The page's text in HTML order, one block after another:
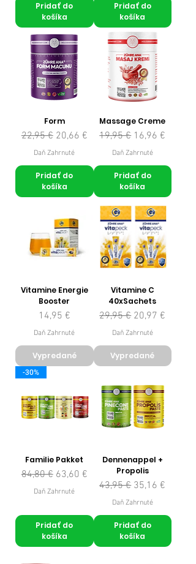
Pridať do
košíka
Pridať do
košíka
Form
Normálna cena
22,95 € Zľavnená cena
20,66 €
Daň Zahrnuté
Pridať do
košíka
Massage Creme
Normálna cena
19,95 € Zľavnená cena
16,96 €
Daň Zahrnuté
Pridať do
košíka
Vitamine Energie
Booster
Cena
14,95 €
Daň Zahrnuté
Vypredané
Vitamine C
40xSachets
Normálna cena
29,95 € Zľavnená cena
20,97 €
Daň Zahrnuté
Vypredané
-30%
Familie Pakket
Normálna cena
84,80 € Zľavnená cena
63,60 €
Daň Zahrnuté
Pridať do
košíka
Dennenappel +
Propolis
Normálna cena
43,95 € Zľavnená cena
35,16 €
Daň Zahrnuté
Pridať do
košíka